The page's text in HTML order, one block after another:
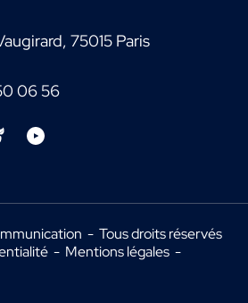
75015 Paris
06 56
- Tous droits réservés
- Mentions légales -